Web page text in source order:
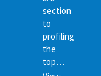
section
to
profiling
the
top…